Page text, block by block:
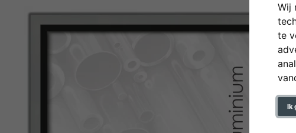
Wij
te
Ik